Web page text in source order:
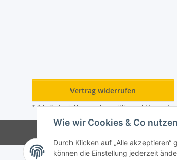
Wie wir Cookies & Co nutzen
Durch Klicken auf „Alle
können die Einstellung jederzeit
Vertrag widerrufen
* Alle Preise inkl. gesetzlicher USt., zzgl.Versand